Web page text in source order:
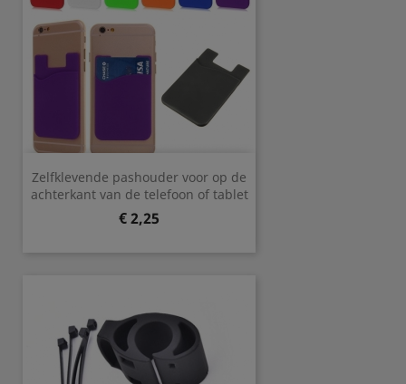
Zelfklevende pashouder voor op de
achterkant van de telefoon of tablet
Prijs
€ 2,25